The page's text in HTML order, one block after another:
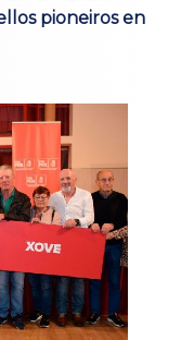
pioneiros en